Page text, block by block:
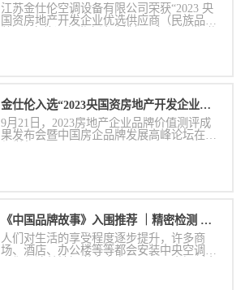
江苏金仕伦空调设备有限公司荣获“2023 央
国资房地产开发企业优选供应商（民族品
金仕伦入选“2023央国资房地产开发企业优选供应商（民族品牌）·消防排烟风机设备类”
9月21日，2023房地产企业品牌价值测评成
果发布会暨中国房企品牌发展高峰论坛在成
《中国品牌故事》入围推荐 ｜精密检测 铸就精工品质
人们对生活的享受程度逐步提升，许多商
场、酒店、办公楼等等都会安装中央空调。